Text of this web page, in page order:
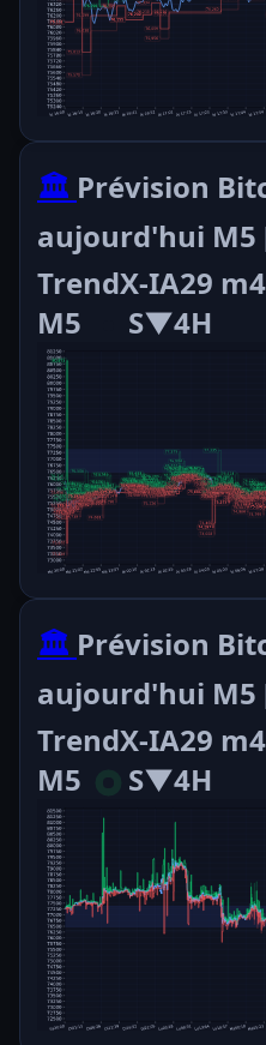
🏛️ Prévision
aujourd'hui M5
TrendX-IA29
M5
S▼4H
🏛️ Prévision
aujourd'hui M5
TrendX-IA29
M5
S▼4H